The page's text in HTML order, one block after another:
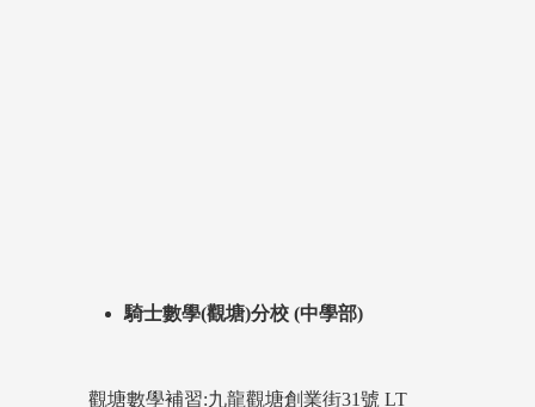
騎士數學(觀塘)分校 (中學部)
觀塘數學補習:九龍觀塘創業街31號 LT